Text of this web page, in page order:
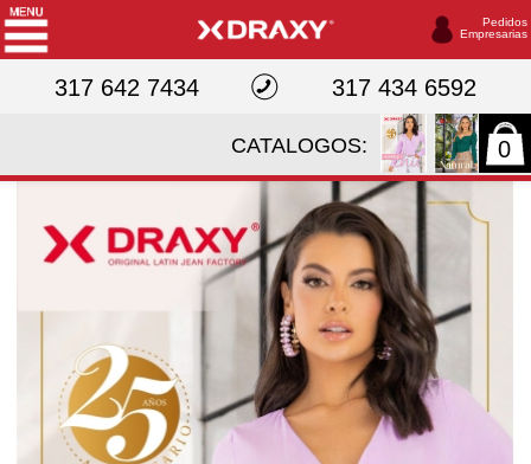
Pedidos
Empresarias
317 642 7434 317 434 6592
CATALOGOS: 0